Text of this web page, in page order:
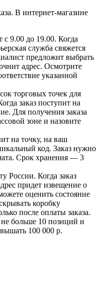
В интернет-магазине
с 9.00 до 19.00. Когда
служба свяжется
предложит выбрать
адрес. Осмотрите
указанной
торговых точек для
заказ поступит на
Для получения заказа
зоне и назовите
на точку, на ваш
код. Заказ нужно
Срок хранения — 3
России. Когда заказ
придет извещение о
оценить состояние
коробку
после оплаты заказа.
больше 10 позиций и
100 000 р.